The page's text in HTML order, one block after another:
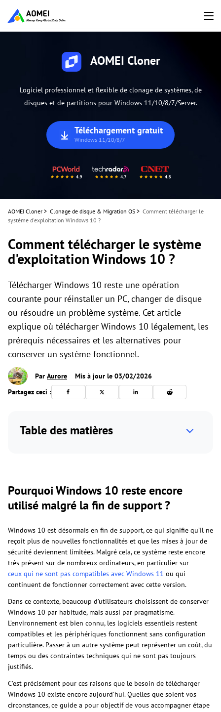
AOMEI Cloner
Logiciel professionnel et flexible de clonage de systèmes, de
disques et de partitions pour Windows 11/10/8/7/Server.
Téléchargement gratuit
Windows 11/10/8/7
AOMEI Cloner > Clonage de disque & Migration OS > Comment télécharger le
système d'exploitation Windows 10 ?
Comment télécharger le système
d'exploitation Windows 10 ?
Télécharger Windows 10 reste une opération
courante pour réinstaller un PC, changer de disque
ou résoudre un problème système. Cet article
explique où télécharger Windows 10 légalement, les
prérequis nécessaires et les alternatives pour
conserver un système fonctionnel.
Par Aurore
Mis à jour le 03/02/2026
Partagez ceci :
Table des matières
Pourquoi Windows 10 reste encore
utilisé malgré la fin de support ?
Windows 10 est désormais en fin de support, ce qui signifie qu’il ne
reçoit plus de nouvelles fonctionnalités et que les mises à jour de
sécurité deviennent limitées. Malgré cela, ce système reste encore
très présent sur de nombreux ordinateurs, en particulier sur
ceux qui ne sont pas compatibles avec Windows 11 ou qui
continuent de fonctionner correctement avec cette version.
Dans ce contexte, beaucoup d’utilisateurs choisissent de conserver
Windows 10 par habitude, mais aussi par pragmatisme.
L’environnement est bien connu, les logiciels essentiels restent
compatibles et les périphériques fonctionnent sans configuration
particulière. Passer à un autre système peut représenter un coût, du
temps ou des contraintes techniques qui ne sont pas toujours
justifiés.
C’est précisément pour ces raisons que le besoin de télécharger
Windows 10 existe encore aujourd’hui. Quelles que soient vos
circonstances, ce guide a pour objectif de vous accompagner étape